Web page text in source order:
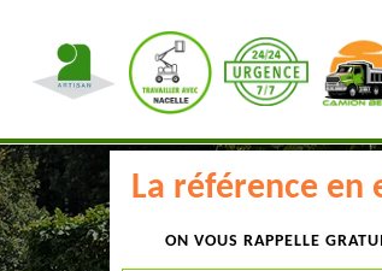
La référence en
ON VOUS RAPPELLE